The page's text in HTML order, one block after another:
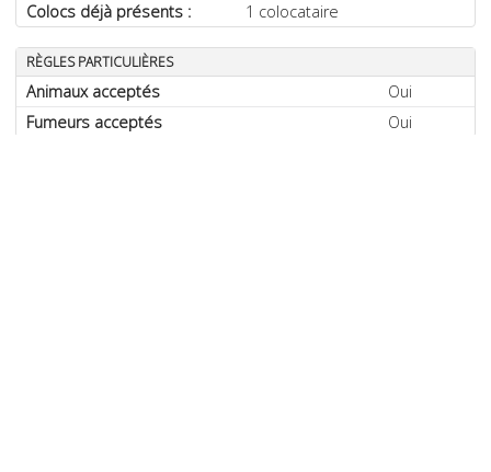
Colocs déjà présents :
1 colocataire
RÈGLES PARTICULIÈRES
Animaux acceptés
Oui
Fumeurs acceptés
Oui